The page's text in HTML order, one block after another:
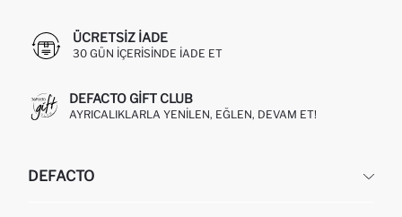
ÜCRETSIZ IADE
30 GÜN IÇERISINDE IADE ET
DEFACTO GIFT CLUB
AYRICALIKLARLA YENILEN, EĞLEN, DEVAM ET!
DEFACTO